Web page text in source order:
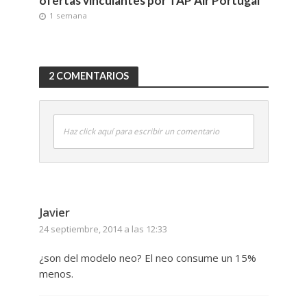
1 semana
2 COMENTARIOS
Haz click aquí para escribir un comentario
Javier
24 septiembre, 2014 a las 12:33
¿son del modelo neo? El neo consume un 15%
menos.